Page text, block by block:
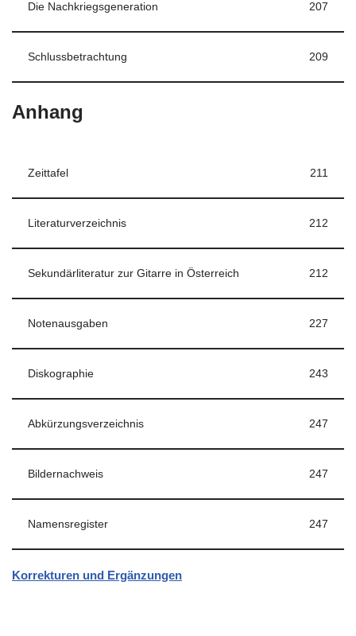
Die Nachkriegsgeneration 207
Schlussbetrachtung 209
Anhang
Zeittafel 211
Literaturverzeichnis 212
Sekundärliteratur zur Gitarre in Österreich 212
Notenausgaben 227
Diskographie 243
Abkürzungsverzeichnis 247
Bildernachweis 247
Namensregister 247
Korrekturen und Ergänzungen